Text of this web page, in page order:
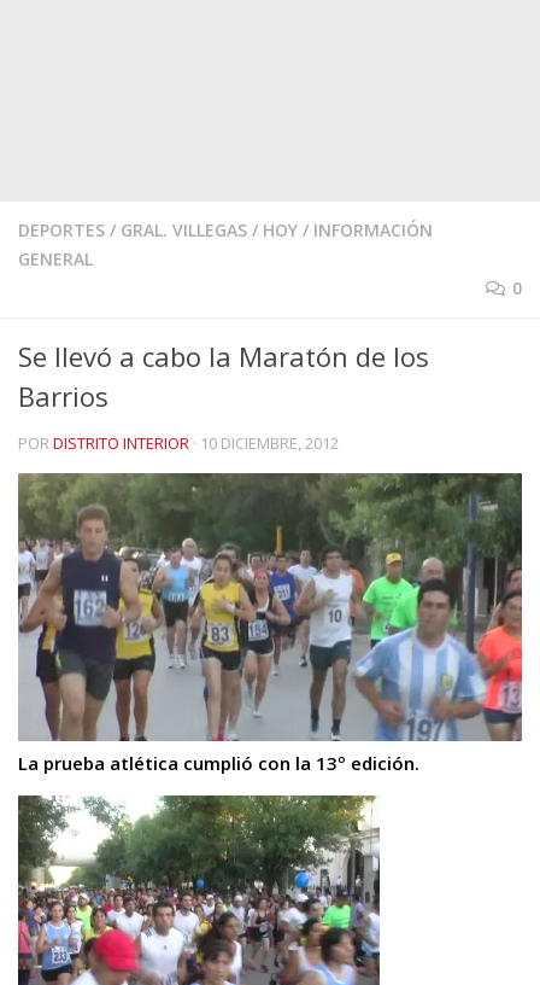
DEPORTES / GRAL. VILLEGAS / HOY / INFORMACIÓN
GENERAL
0
Se llevó a cabo la Maratón de los
Barrios
PORDISTRITO INTERIOR · 10 DICIEMBRE, 2012
La prueba atlética cumplió con la 13º edición.